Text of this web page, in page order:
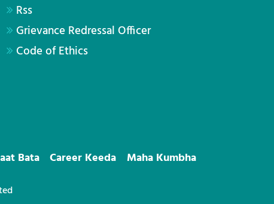
Rss
Grievance Redressal Officer
Code of Ethics
Bata Career Keeda Maha Kumbha